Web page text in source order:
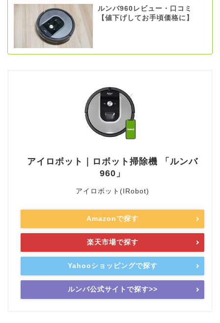
ルンバ960レビュー・口コミ
【値下げしてお手頃価格に】
アイロボット｜ロボット掃除機 「ルンバ
960」
アイロボット(IRobot)
Amazonで探す
楽天市場で探す
Yahooショッピングで探す
ルンバ公式サイトで探す>>